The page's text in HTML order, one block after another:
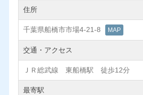
住所
千葉県船橋市市場4-21-8 MAP
交通・アクセス
ＪＲ総武線 東船橋駅 徒歩12分
最寄駅